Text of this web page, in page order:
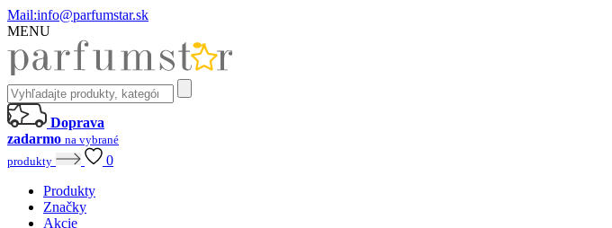
Mail:info@parfumstar.sk
MENU
Doprava
zadarmo na vybrané
produkty
0
Produkty
Značky
Akcie